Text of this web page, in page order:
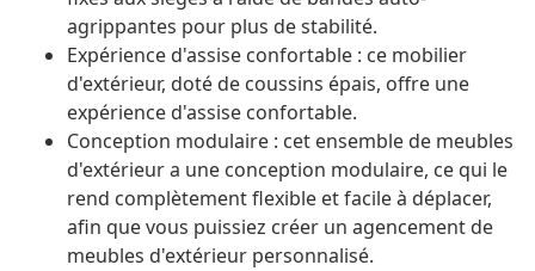
agrippantes pour plus de stabilité.
Expérience d'assise confortable : ce mobilier
d'extérieur, doté de coussins épais, offre une
expérience d'assise confortable.
Conception modulaire : cet ensemble de meubles
d'extérieur a une conception modulaire, ce qui le
rend complètement flexible et facile à déplacer,
afin que vous puissiez créer un agencement de
meubles d'extérieur personnalisé.